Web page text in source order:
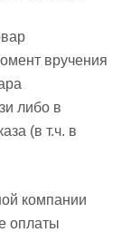
вручения
либо в
(в т.ч. в
компании
оплаты